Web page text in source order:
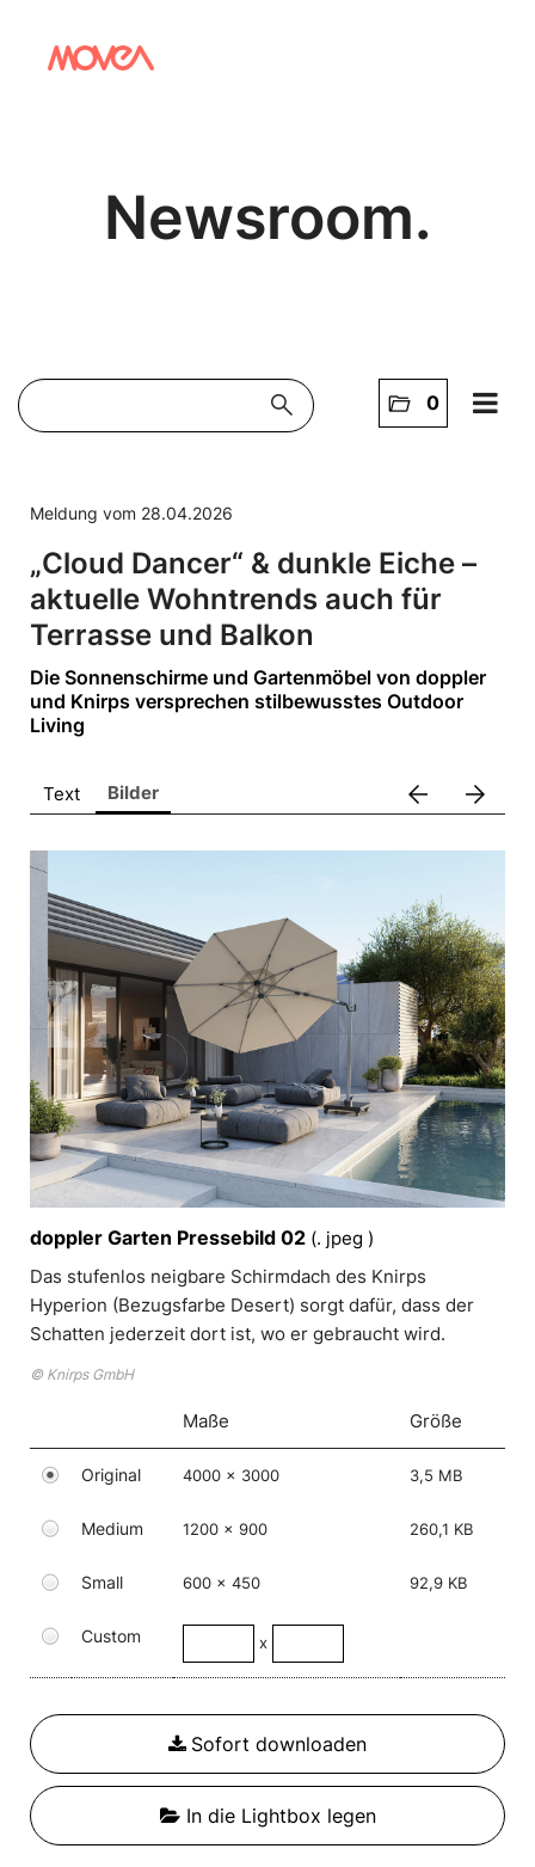
Newsroom.
search folder_open 0
Barmherzige Brüder Salzburg
Bring!
doppler Schirme
Gira
Lenzing
movea
VEOCEL
Sonstige
Pressekontakt
Meldung vom 28.04.2026
„Cloud Dancer“ & dunkle Eiche –
aktuelle Wohntrends auch für
Terrasse und Balkon
Die Sonnenschirme und Gartenmöbel von doppler
und Knirps versprechen stilbewusstes Outdoor
Living
Text Bilder arrow_forward
arrow_back
doppler Garten Pressebild 02 (. jpeg )
Das stufenlos neigbare Schirmdach des Knirps
Hyperion (Bezugsfarbe Desert) sorgt dafür, dass der
Schatten jederzeit dort ist, wo er gebraucht wird.
© Knirps GmbH
Maße Größe
Original 4000 x 3000 3,5 MB
Medium 1200 x 900 260,1 KB
Small 600 x 450 92,9 KB
Custom x
Sofort downloaden
In die Lightbox legen